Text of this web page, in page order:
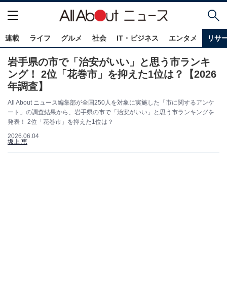
連載 ライフ グルメ 社会 IT・ビジネス エンタメ リサ
岩手県の市で「治安がいい」と思う市ランキ
ング！ 2位「花巻市」を抑えた1位は？【2026
年調査】
All About ニュース編集部が全国250人を対象に実施した「市に関するアンケ
ート」の調査結果から、岩手県の市で「治安がいい」と思う市ランキングを
発表！ 2位「花巻市」を抑えた1位は？
2026.06.04
坂上 恵